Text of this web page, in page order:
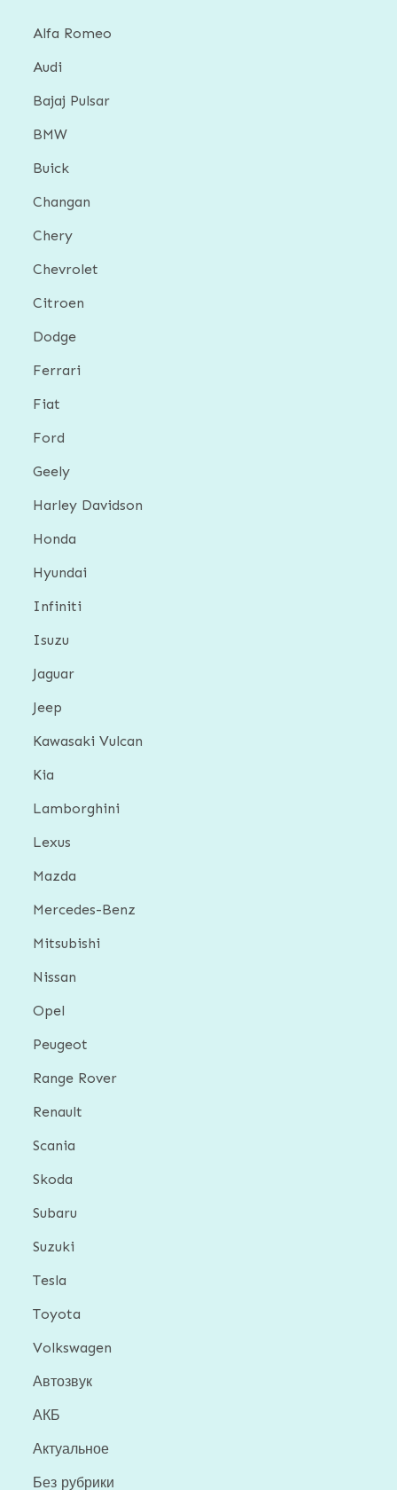
Alfa Romeo
Audi
Bajaj Pulsar
BMW
Buick
Changan
Chery
Chevrolet
Citroen
Dodge
Ferrari
Fiat
Ford
Geely
Harley Davidson
Honda
Hyundai
Infiniti
Isuzu
Jaguar
Jeep
Kawasaki Vulcan
Kia
Lamborghini
Lexus
Mazda
Mercedes-Benz
Mitsubishi
Nissan
Opel
Peugeot
Range Rover
Renault
Scania
Skoda
Subaru
Suzuki
Tesla
Toyota
Volkswagen
Автозвук
АКБ
Актуальное
Без рубрики